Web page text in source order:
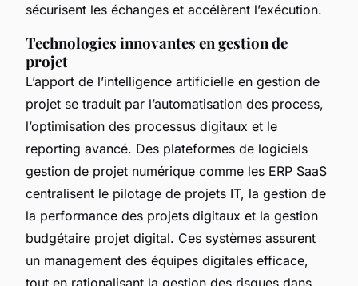
sécurisent les échanges et accélèrent l’exécution.
Technologies innovantes en gestion de
projet
L’apport de l’intelligence artificielle en gestion de
projet se traduit par l’automatisation des process,
l’optimisation des processus digitaux et le
reporting avancé. Des plateformes de logiciels
gestion de projet numérique comme les ERP SaaS
centralisent le pilotage de projets IT, la gestion de
la performance des projets digitaux et la gestion
budgétaire projet digital. Ces systèmes assurent
un management des équipes digitales efficace,
tout en rationalisant la gestion des risques dans